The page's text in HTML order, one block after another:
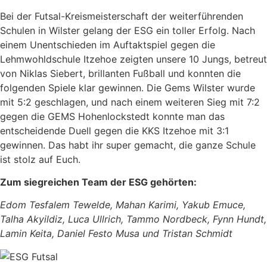
Bei der Futsal-Kreismeisterschaft der weiterführenden
Schulen in Wilster gelang der ESG ein toller Erfolg. Nach
einem Unentschieden im Auftaktspiel gegen die
Lehmwohldschule Itzehoe zeigten unsere 10 Jungs, betreut
von Niklas Siebert, brillanten Fußball und konnten die
folgenden Spiele klar gewinnen. Die Gems Wilster wurde
mit 5:2 geschlagen, und nach einem weiteren Sieg mit 7:2
gegen die GEMS Hohenlockstedt konnte man das
entscheidende Duell gegen die KKS Itzehoe mit 3:1
gewinnen. Das habt ihr super gemacht, die ganze Schule
ist stolz auf Euch.
Zum siegreichen Team der ESG gehörten:
Edom Tesfalem Tewelde, Mahan Karimi, Yakub Emuce,
Talha Akyildiz, Luca Ullrich, Tammo Nordbeck, Fynn Hundt,
Lamin Keita, Daniel Festo Musa und Tristan Schmidt